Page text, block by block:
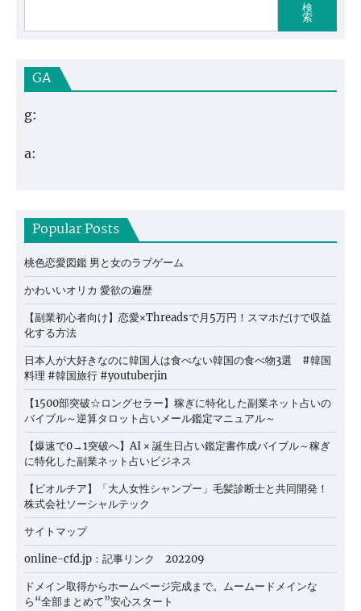
検
索
GA
g:
a:
Popular Posts
桃色恋愛図鑑 男と女のラブゲーム
かわいいオリカ 愛欲の遍歴
【副業初心者向け】恋愛×Threadsで月5万円！スマホだけで収益
化する方法
日本人が大好きなのに韓国人は食べない韓国の食べ物3選 #韓国
料理 #韓国旅行 #youtuberjin
【1500部突破☆ロングセラー】稼ぎに特化した副業ネット占いの
バイブル～逆算タロット占いメール鑑定マニュアル～
【爆速で0→1突破へ】AI × 誕生日占い鑑定書作成バイブル～稼ぎ
に特化した副業ネット占いビジネス
【ビオルチア】「大人女性シャンプー」毛髪診断士と共同開発！
株式会社ソーシャルテック
サイトマップ
online-cfd.jp：記事リンク 202209
ドメイン取得からホームページ完成まで。ムームードメインな
ら“全部まとめて”安心スタート